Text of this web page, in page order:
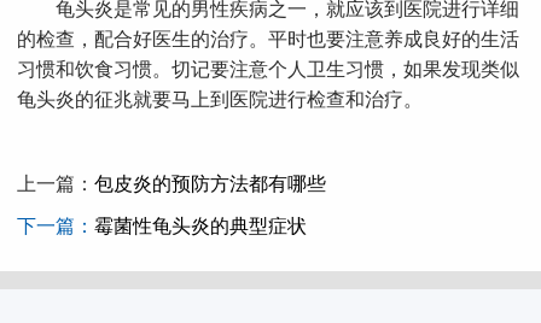
龟头炎是常见的男性疾病之一，就应该到医院进行详细
的检查，配合好医生的治疗。平时也要注意养成良好的生活
习惯和饮食习惯。切记要注意个人卫生习惯，如果发现类似
龟头炎的征兆就要马上到医院进行检查和治疗。
上一篇： 包皮炎的预防方法都有哪些
下一篇： 霉菌性龟头炎的典型症状